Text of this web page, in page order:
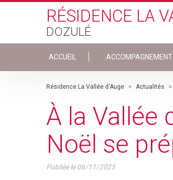
Skip to main content
RÉSIDENCE LA
DOZULÉ
ACCUEIL
Résidence La Vallée d'Auge > Actualités >
À la Vallée
Noël se
Publiée le06/11/2025